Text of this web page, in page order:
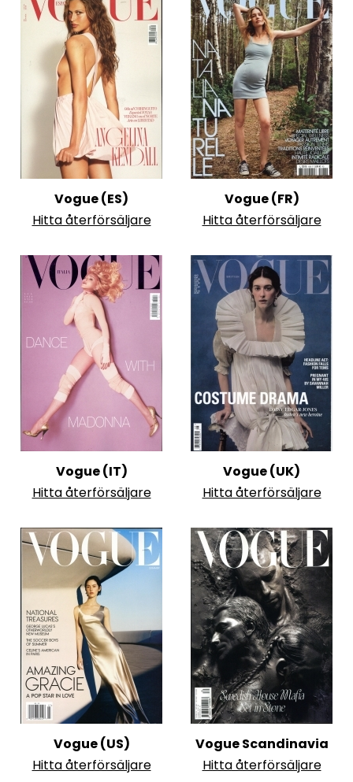
Vogue (ES)
Hitta återförsäljare
Vogue (FR)
Hitta återförsäljare
Vogue (IT)
Hitta återförsäljare
Vogue (UK)
Hitta återförsäljare
Vogue (US)
Hitta återförsäljare
Vogue Scandinavia
Hitta återförsäljare